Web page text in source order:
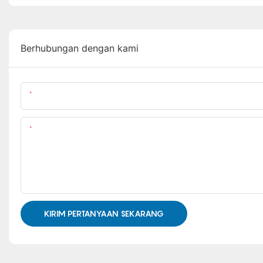
Berhubungan dengan kami
KIRIM PERTANYAAN SEKARANG